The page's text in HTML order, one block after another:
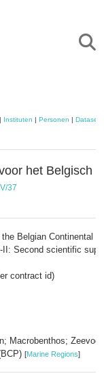
| Instituten | Personen | Datasets
het Belgisch
37
Belgian Continental
Second scientific
contract id)
Macrobenthos;
[Marine Regions]